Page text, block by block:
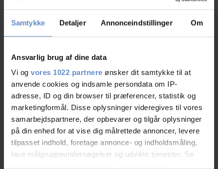
Samtykke Detaljer Annonceindstillinger Om
Ansvarlig brug af dine data
Vi og vores 1022 partnere ønsker dit samtykke til at
anvende cookies og indsamle persondata om IP-
adresse, ID og din browser til præferencer, statistik og
marketingformål. Disse oplysninger videregives til vores
samarbejdspartnere, der opbevarer og tilgår oplysninger
på din enhed for at vise dig målrettede annoncer, levere
tilpasset indhold, foretage annonce- og indholdsmåling,
lave målgruppeundersøgelser og udvikle tjenester. Se
Faciliteter
Hunde er velkomne Gratis wifi
Gratis parkering
Læs mere